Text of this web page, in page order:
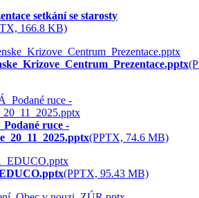
setkání se starosty
166.8 KB)
ruce -
(PPTX, 74.6 MB)
(PPTX, 95.43 MB)